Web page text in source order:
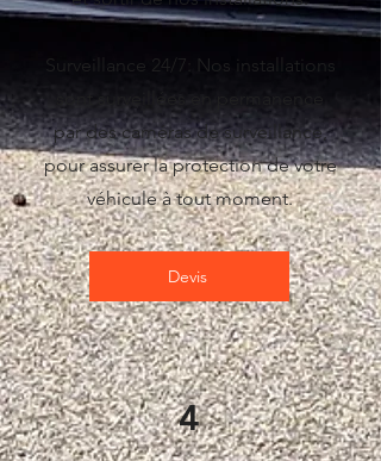
Surveillance 24/7: Nos installations
sont surveillées en permanence
par des caméras de surveillance,
pour assurer la protection de votre
véhicule à tout moment.
Devis
4